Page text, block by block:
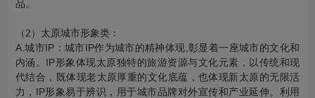
品。
（2）太原城市形象类：
A.城市IP：城市IP作为城市的精神体现,彰显着一座城市的文化和
内涵。IP形象体现太原独特的旅游资源与文化元素，以传统和现
代结合，既体现老太原厚重的文化底蕴，也体现新太原的无限活
力，IP形象易于辨识，用于城市品牌对外宣传和产业延伸。利用